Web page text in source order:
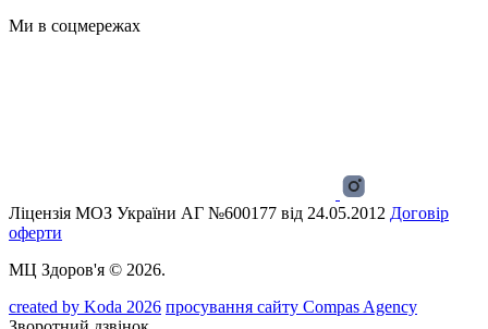
Ми в соцмережах
Ліцензія МОЗ України АГ №600177 від 24.05.2012 Договір
оферти
МЦ Здоров'я © 2026.
created by Koda 2026 просування сайту Compas Agency